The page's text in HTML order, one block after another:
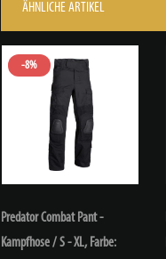
ÄHNLICHE ARTIKEL
-8%
Predator Combat Pant -
Kampfhose / S - XL, Farbe: